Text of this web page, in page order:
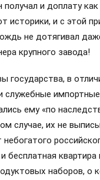
получал и доплату
историки, и с этой
не дотягивал
крупного завода!
государства, в
служебные
ему «по
случае, их не
небогатого
бесплатная
наборов, о